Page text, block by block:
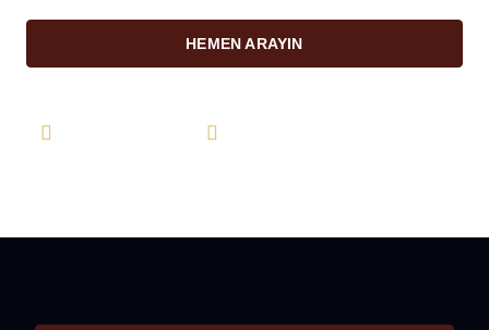
HEMEN ARAYIN